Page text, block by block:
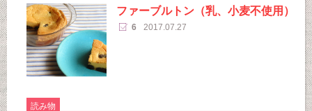
ファーブルトン（乳、小麦不使用）
6 2017.07.27
読み物